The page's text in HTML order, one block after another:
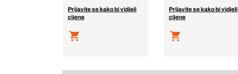
Prijavite se kako bi vidjeli
cijene
Prijavite se kako bi vidjeli
cijene